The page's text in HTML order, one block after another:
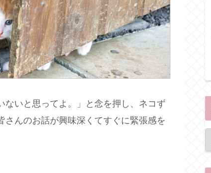
いと思ってよ。」と念を押し、ネコず
んのお話が興味深くてすぐに緊張感を